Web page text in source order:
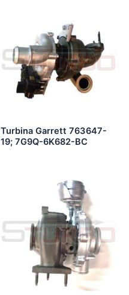
Turbina Garrett 763647-
19; 7G9Q-6K682-BC